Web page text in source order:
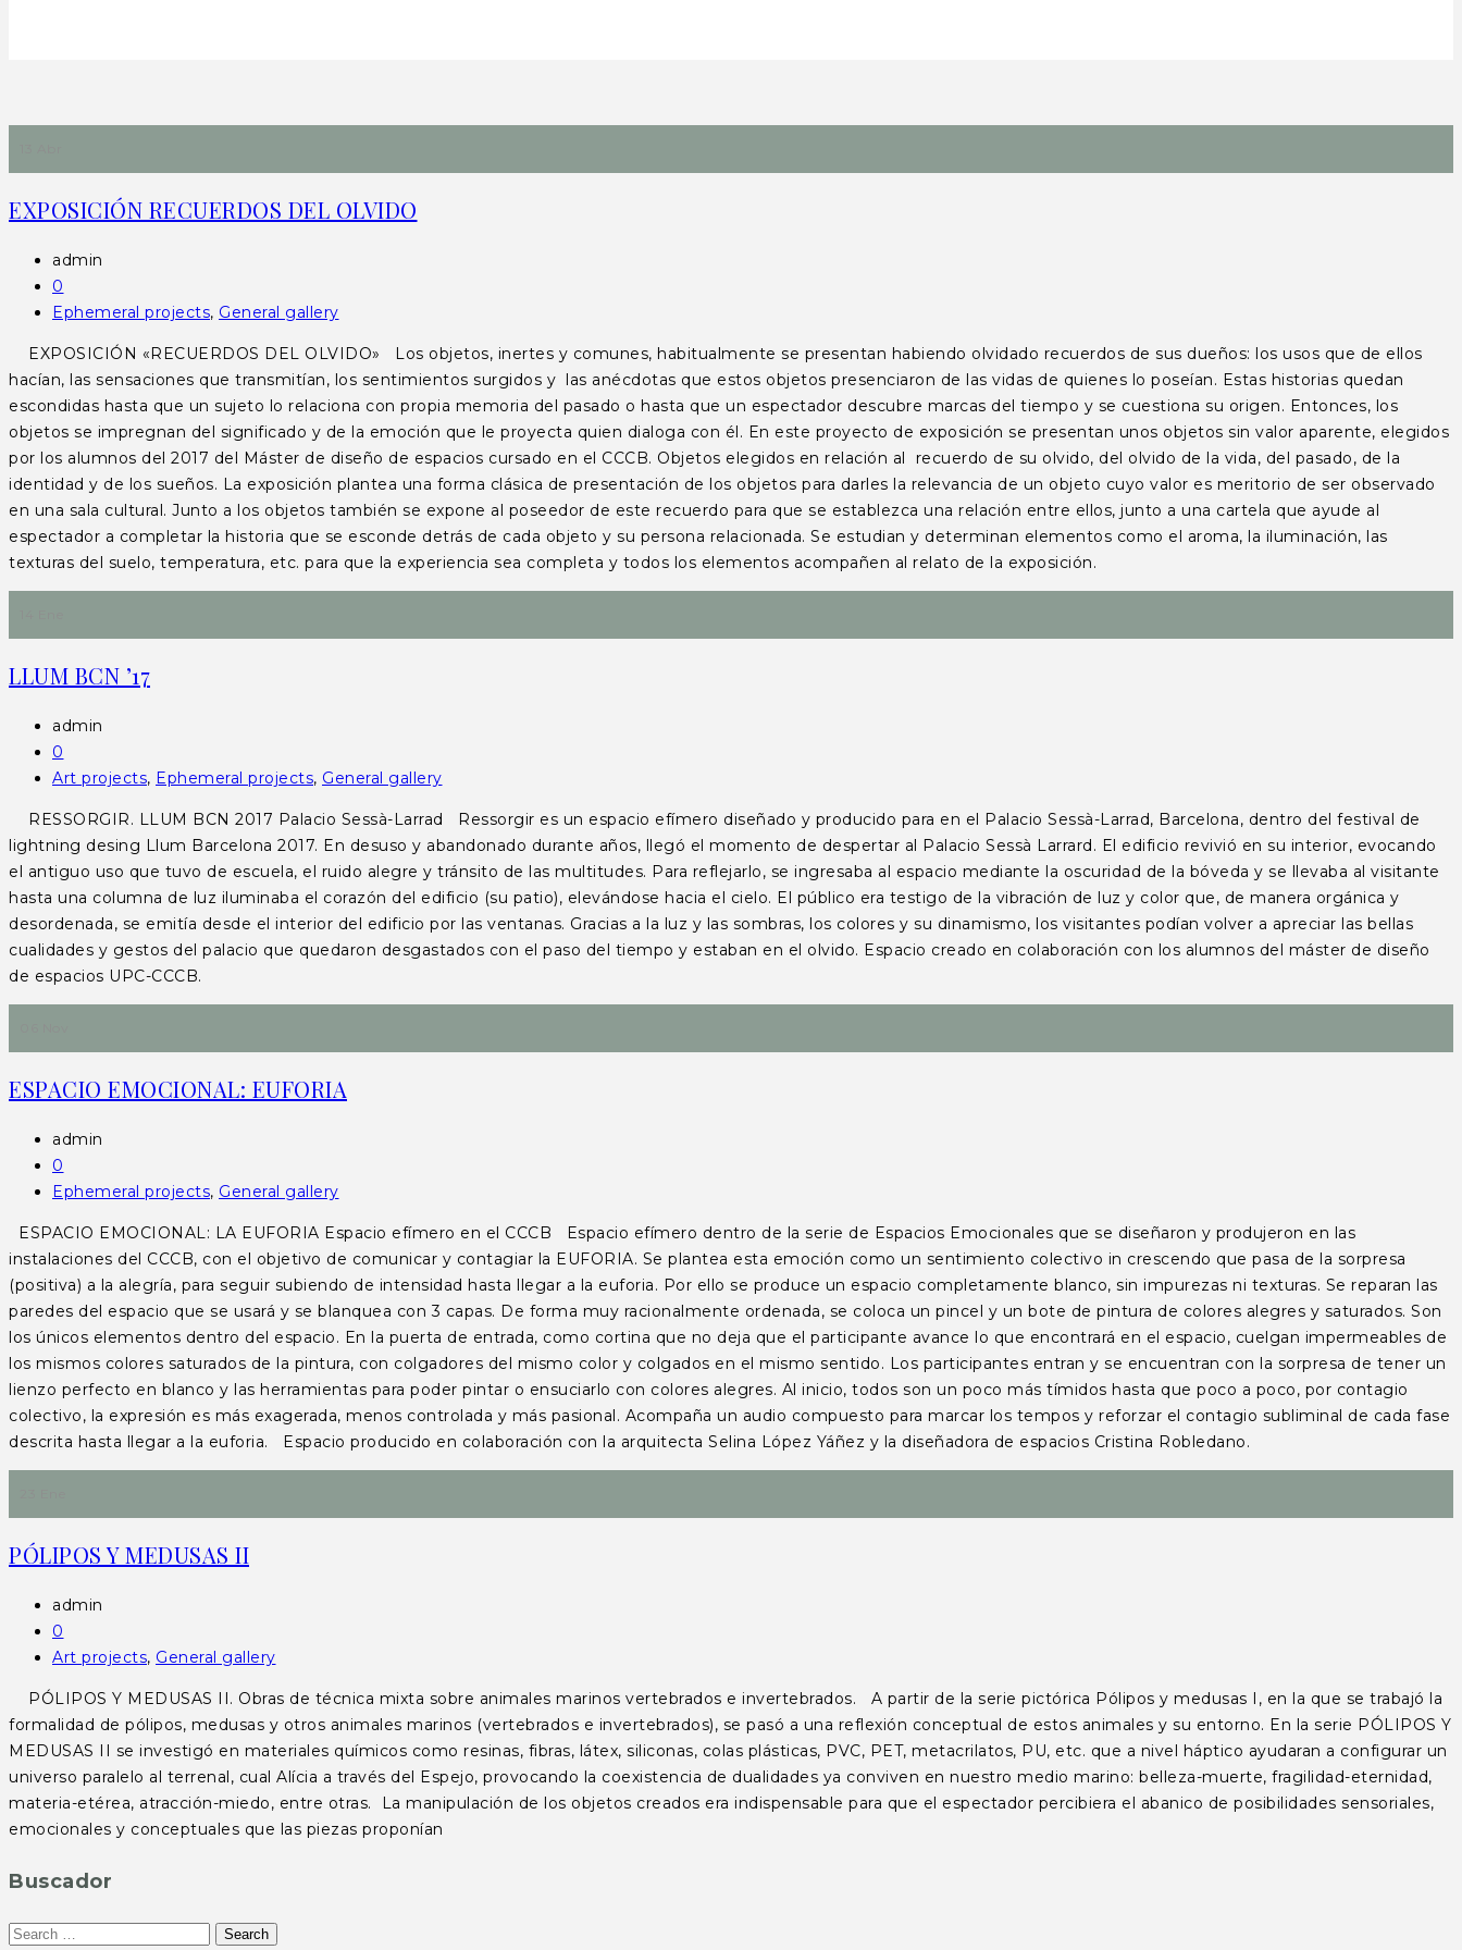
EXPOSICIÓN RECUERDOS DEL OLVIDO
admin
0
Ephemeral projects, General gallery
EXPOSICIÓN «RECUERDOS DEL OLVIDO» Los objetos, inertes y comunes, habitualmente se presentan habiendo olvidado recuerdos de sus dueños: los usos que de ellos
hacían, las sensaciones que transmitían, los sentimientos surgidos y las anécdotas que estos objetos presenciaron de las vidas de quienes lo poseían. Estas historias quedan
escondidas hasta que un sujeto lo relaciona con propia memoria del pasado o hasta que un espectador descubre marcas del tiempo y se cuestiona su origen. Entonces, los
objetos se impregnan del significado y de la emoción que le proyecta quien dialoga con él. En este proyecto de exposición se presentan unos objetos sin valor aparente, elegidos
por los alumnos del 2017 del Máster de diseño de espacios cursado en el CCCB. Objetos elegidos en relación al recuerdo de su olvido, del olvido de la vida, del pasado, de la
identidad y de los sueños. La exposición plantea una forma clásica de presentación de los objetos para darles la relevancia de un objeto cuyo valor es meritorio de ser observado
en una sala cultural. Junto a los objetos también se expone al poseedor de este recuerdo para que se establezca una relación entre ellos, junto a una cartela que ayude al
espectador a completar la historia que se esconde detrás de cada objeto y su persona relacionada. Se estudian y determinan elementos como el aroma, la iluminación, las
texturas del suelo, temperatura, etc. para que la experiencia sea completa y todos los elementos acompañen al relato de la exposición.
LLUM BCN ’17
admin
0
Art projects, Ephemeral projects, General gallery
RESSORGIR. LLUM BCN 2017 Palacio Sessà-Larrad Ressorgir es un espacio efímero diseñado y producido para en el Palacio Sessà-Larrad, Barcelona, dentro del festival de
lightning desing Llum Barcelona 2017. En desuso y abandonado durante años, llegó el momento de despertar al Palacio Sessà Larrard. El edificio revivió en su interior, evocando
el antiguo uso que tuvo de escuela, el ruido alegre y tránsito de las multitudes. Para reflejarlo, se ingresaba al espacio mediante la oscuridad de la bóveda y se llevaba al visitante
hasta una columna de luz iluminaba el corazón del edificio (su patio), elevándose hacia el cielo. El público era testigo de la vibración de luz y color que, de manera orgánica y
desordenada, se emitía desde el interior del edificio por las ventanas. Gracias a la luz y las sombras, los colores y su dinamismo, los visitantes podían volver a apreciar las bellas
cualidades y gestos del palacio que quedaron desgastados con el paso del tiempo y estaban en el olvido. Espacio creado en colaboración con los alumnos del máster de diseño
de espacios UPC-CCCB.
ESPACIO EMOCIONAL: EUFORIA
admin
0
Ephemeral projects, General gallery
ESPACIO EMOCIONAL: LA EUFORIA Espacio efímero en el CCCB Espacio efímero dentro de la serie de Espacios Emocionales que se diseñaron y produjeron en las
instalaciones del CCCB, con el objetivo de comunicar y contagiar la EUFORIA. Se plantea esta emoción como un sentimiento colectivo in crescendo que pasa de la sorpresa
(positiva) a la alegría, para seguir subiendo de intensidad hasta llegar a la euforia. Por ello se produce un espacio completamente blanco, sin impurezas ni texturas. Se reparan las
paredes del espacio que se usará y se blanquea con 3 capas. De forma muy racionalmente ordenada, se coloca un pincel y un bote de pintura de colores alegres y saturados. Son
los únicos elementos dentro del espacio. En la puerta de entrada, como cortina que no deja que el participante avance lo que encontrará en el espacio, cuelgan impermeables de
los mismos colores saturados de la pintura, con colgadores del mismo color y colgados en el mismo sentido. Los participantes entran y se encuentran con la sorpresa de tener un
lienzo perfecto en blanco y las herramientas para poder pintar o ensuciarlo con colores alegres. Al inicio, todos son un poco más tímidos hasta que poco a poco, por contagio
colectivo, la expresión es más exagerada, menos controlada y más pasional. Acompaña un audio compuesto para marcar los tempos y reforzar el contagio subliminal de cada fase
descrita hasta llegar a la euforia. Espacio producido en colaboración con la arquitecta Selina López Yáñez y la diseñadora de espacios Cristina Robledano.
PÓLIPOS Y MEDUSAS II
admin
0
Art projects, General gallery
PÓLIPOS Y MEDUSAS II. Obras de técnica mixta sobre animales marinos vertebrados e invertebrados. A partir de la serie pictórica Pólipos y medusas I, en la que se trabajó la
formalidad de pólipos, medusas y otros animales marinos (vertebrados e invertebrados), se pasó a una reflexión conceptual de estos animales y su entorno. En la serie PÓLIPOS Y
MEDUSAS II se investigó en materiales químicos como resinas, fibras, látex, siliconas, colas plásticas, PVC, PET, metacrilatos, PU, etc. que a nivel háptico ayudaran a configurar un
universo paralelo al terrenal, cual Alícia a través del Espejo, provocando la coexistencia de dualidades ya conviven en nuestro medio marino: belleza-muerte, fragilidad-eternidad,
materia-etérea, atracción-miedo, entre otras. La manipulación de los objetos creados era indispensable para que el espectador percibiera el abanico de posibilidades sensoriales,
emocionales y conceptuales que las piezas proponían
Buscador